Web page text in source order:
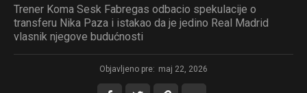
Trener Koma Sesk Fabregas odbacio spekulacije o
transferu Nika Paza i istakao da je jedino Real Madrid
vlasnik njegove budućnosti
Objavljeno pre: maj 22, 2026